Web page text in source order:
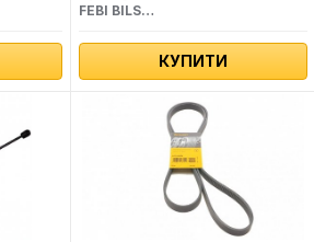
FEBI BILSTEIN
КУПИТИ